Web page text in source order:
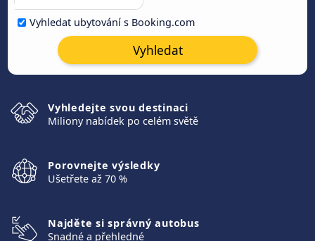
Vyhledat ubytování s Booking.com
Vyhledat
Vyhledejte svou destinaci
Miliony nabídek po celém světě
Porovnejte výsledky
Ušetřete až 70 %
Najděte si správný autobus
Snadné a přehledné